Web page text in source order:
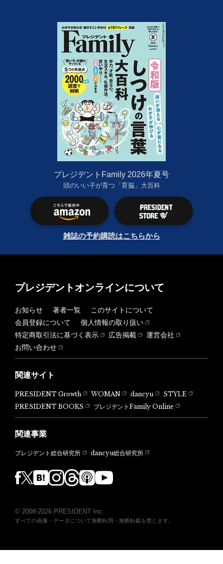
プレジデントFamily 2026年夏号
頭のいい子が育つ「育脳」大百科
雑誌の予約購読はこちらから
プレジデントオンラインについて
お知らせ 著者一覧
このサイトについて
会員登録について
個人情報の取り扱い
特定商取引法に基づく表示
広告掲載
運営会社
お問い合わせ
関連サイト
PRESIDENT Growth WOMAN dancyu
STYLE
PRESIDENT BOOKS
プレジデントFamily Online
関連事業
プレジデント総合研究所 dancyu総合研究所
© 2008-2026 PRESIDENT Inc.
すべての画像・データについて無断転用・無断転載を禁じます。